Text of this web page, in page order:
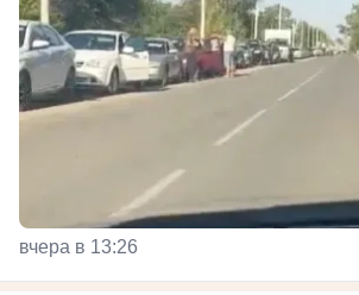
вчера в 13:26